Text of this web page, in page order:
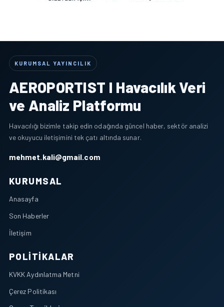
KURUMSAL YAYINCILIK
AEROPORTIST I Havacılık Veri
ve Analiz Platformu
Havacılığı bizimle takip edin odağında güncel haber, sektör analizi
ve okuyucu iletişimini tek çatı altında sunar.
mehmet.kali@gmail.com
KURUMSAL
Anasayfa
Son Haberler
İletişim
POLITIKALAR
KVKK Aydınlatma Metni
Çerez Politikası